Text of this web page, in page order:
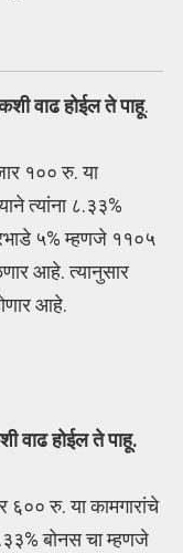
वाढ होईल ते पाहू.
१०० रु. या
त्यांना ८.३३%
५% म्हणजे ११०५
आहे. त्यानुसार
आहे.
वाढ होईल ते पाहू.
रु. या कामगारांचे
बोनस चा म्हणजे